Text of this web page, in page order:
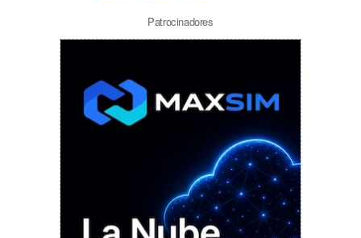
Patrocinadores